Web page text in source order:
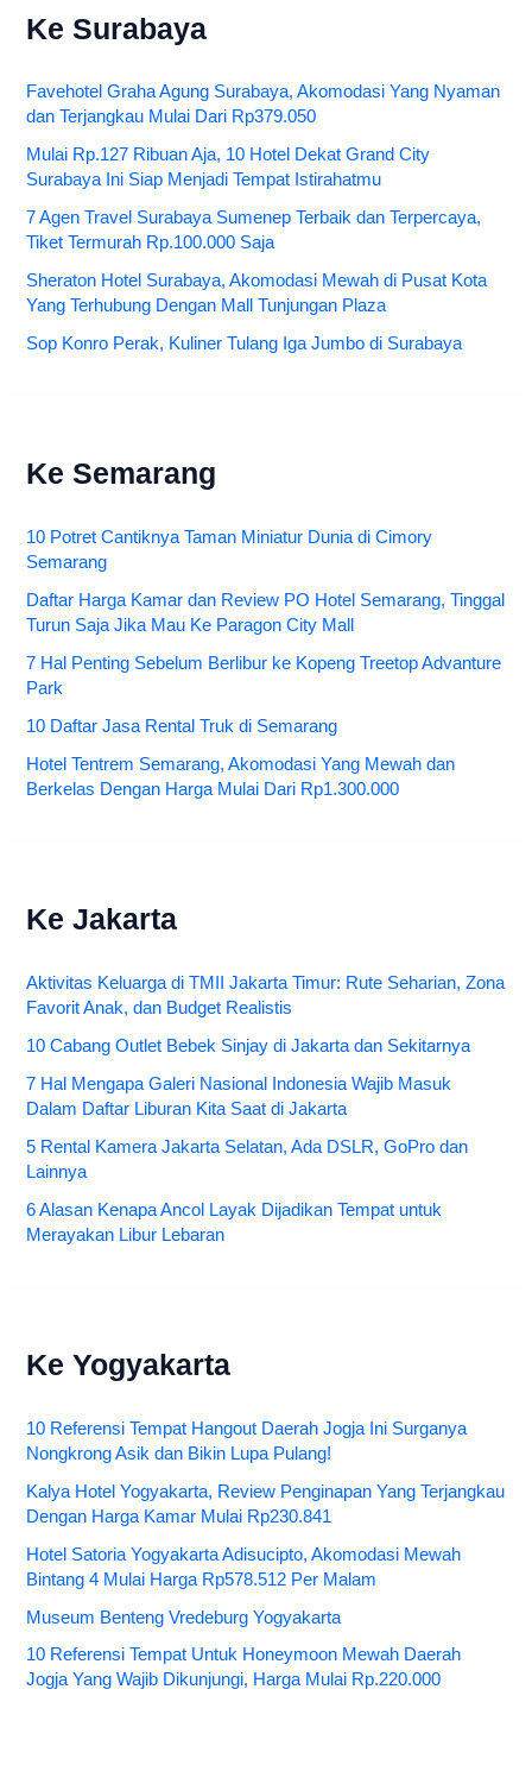
Ke Surabaya
Favehotel Graha Agung Surabaya, Akomodasi Yang Nyaman
dan Terjangkau Mulai Dari Rp379.050
Mulai Rp.127 Ribuan Aja, 10 Hotel Dekat Grand City
Surabaya Ini Siap Menjadi Tempat Istirahatmu
7 Agen Travel Surabaya Sumenep Terbaik dan Terpercaya,
Tiket Termurah Rp.100.000 Saja
Sheraton Hotel Surabaya, Akomodasi Mewah di Pusat Kota
Yang Terhubung Dengan Mall Tunjungan Plaza
Sop Konro Perak, Kuliner Tulang Iga Jumbo di Surabaya
Ke Semarang
10 Potret Cantiknya Taman Miniatur Dunia di Cimory
Semarang
Daftar Harga Kamar dan Review PO Hotel Semarang, Tinggal
Turun Saja Jika Mau Ke Paragon City Mall
7 Hal Penting Sebelum Berlibur ke Kopeng Treetop Advanture
Park
10 Daftar Jasa Rental Truk di Semarang
Hotel Tentrem Semarang, Akomodasi Yang Mewah dan
Berkelas Dengan Harga Mulai Dari Rp1.300.000
Ke Jakarta
Aktivitas Keluarga di TMII Jakarta Timur: Rute Seharian, Zona
Favorit Anak, dan Budget Realistis
10 Cabang Outlet Bebek Sinjay di Jakarta dan Sekitarnya
7 Hal Mengapa Galeri Nasional Indonesia Wajib Masuk
Dalam Daftar Liburan Kita Saat di Jakarta
5 Rental Kamera Jakarta Selatan, Ada DSLR, GoPro dan
Lainnya
6 Alasan Kenapa Ancol Layak Dijadikan Tempat untuk
Merayakan Libur Lebaran
Ke Yogyakarta
10 Referensi Tempat Hangout Daerah Jogja Ini Surganya
Nongkrong Asik dan Bikin Lupa Pulang!
Kalya Hotel Yogyakarta, Review Penginapan Yang Terjangkau
Dengan Harga Kamar Mulai Rp230.841
Hotel Satoria Yogyakarta Adisucipto, Akomodasi Mewah
Bintang 4 Mulai Harga Rp578.512 Per Malam
Museum Benteng Vredeburg Yogyakarta
10 Referensi Tempat Untuk Honeymoon Mewah Daerah
Jogja Yang Wajib Dikunjungi, Harga Mulai Rp.220.000